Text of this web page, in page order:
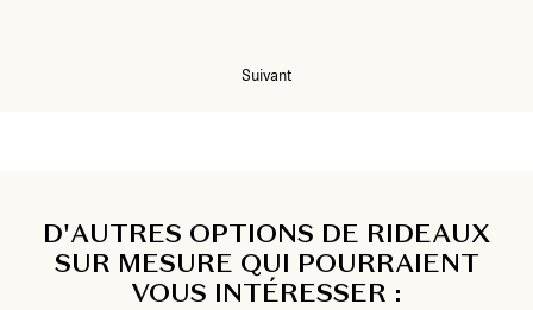
Suivant
D'AUTRES OPTIONS DE RIDEAUX
SUR MESURE QUI POURRAIENT
VOUS INTÉRESSER :